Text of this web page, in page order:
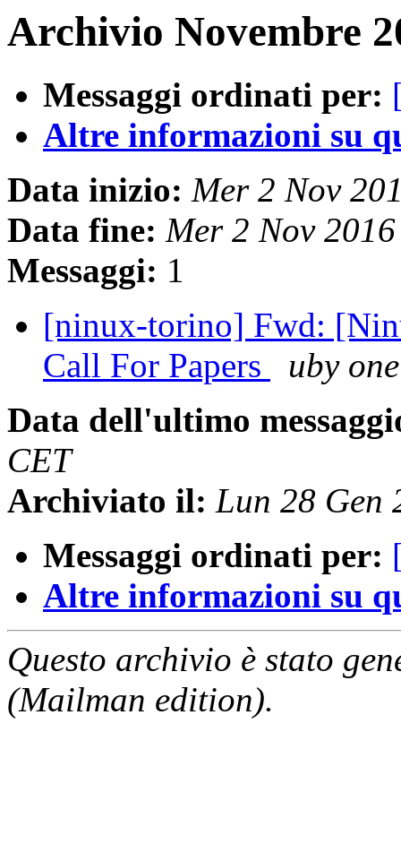
Archivio Novembre
Messaggi ordinati per:
Altre informazioni su
Data inizio: Mer 2 Nov
Data fine: Mer 2 Nov
Messaggi: 1
[ninux-torino] Fwd:
Call For Papers
uby one
Data dell'ultimo
CET
Archiviato il: Lun 28 Gen
Messaggi ordinati per:
Altre informazioni su
Questo archivio è stato
(Mailman edition).